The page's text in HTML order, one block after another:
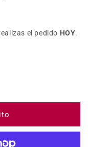
el pedido HOY.
TactSuit Pro -
para bHaptics